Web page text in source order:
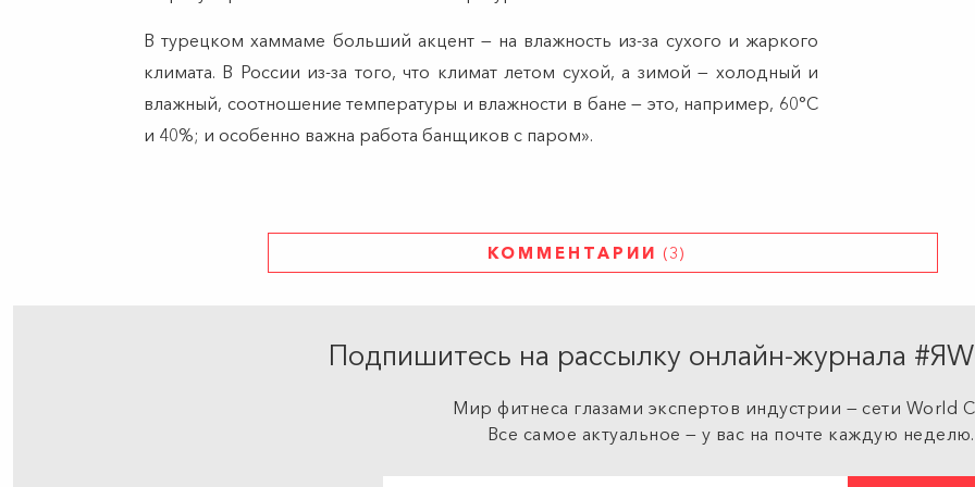
В турецком хаммаме больший акцент — на влажность из-за сухого и жаркого
климата. В России из-за того, что климат летом сухой, а зимой — холодный и
влажный, соотношение температуры и влажности в бане — это, например, 60°C
и 40%; и особенно важна работа банщиков с паром».
КОММЕНТАРИИ (3)
Подпишитесь на рассылку онлайн-журнала
Мир фитнеса глазами экспертов индустрии — сети World
Все самое актуальное — у вас на почте каждую неделю.